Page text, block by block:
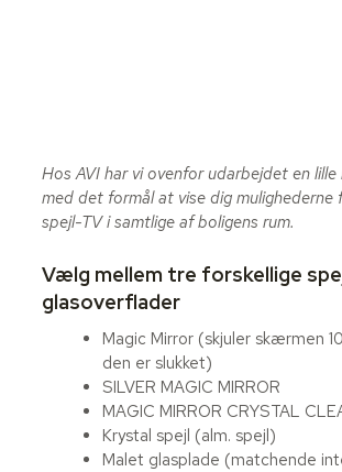
Hos AVI har vi ovenfor udarbejdet en
med det formål at vise dig mulighederne
spejl-TV i samtlige af boligens rum.
Vælg mellem tre forskellige
glasoverflader
Magic Mirror (skjuler skærmen
den er slukket)
SILVER MAGIC MIRROR
MAGIC MIRROR CRYSTAL
Krystal spejl (alm. spejl)
Malet glasplade (matchende